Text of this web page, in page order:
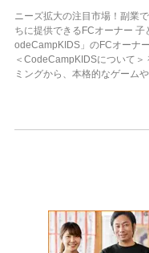
ニーズ拡大の注目市場！副業
ちに提供できるFCオーナー
odeCampKIDS」のFCオーナ
＜CodeCampKIDSについて
ミングから、本格的なゲーム